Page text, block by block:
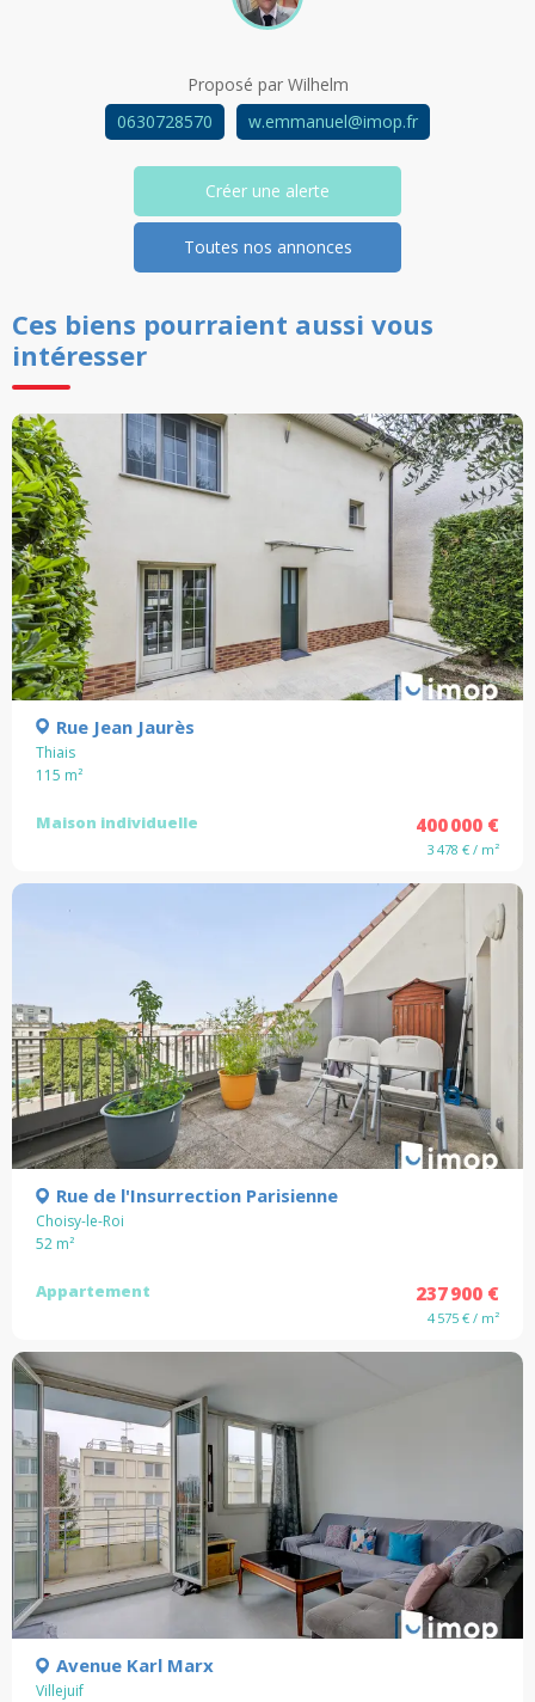
Proposé par Wilhelm
0630728570
w.emmanuel@imop.fr
Créer une alerte
Toutes nos annonces
Ces biens pourraient aussi vous
intéresser
Rue Jean Jaurès
Thiais
115 m²
Maison individuelle 400 000 €
3 478 € / m²
Rue de l'Insurrection Parisienne
Choisy-le-Roi
52 m²
Appartement 237 900 €
4 575 € / m²
Avenue Karl Marx
Villejuif